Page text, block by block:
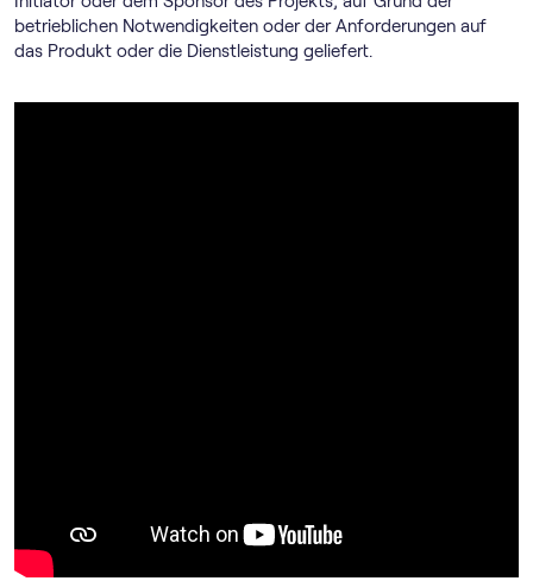
betrieblichen Notwendigkeiten oder der Anforderungen auf
das Produkt oder die Dienstleistung geliefert.